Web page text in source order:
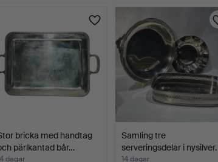
bricka med handtag
pärlkantad bår…
dagar
Samling tre
serveringsdelar i nysilver.
14 dagar